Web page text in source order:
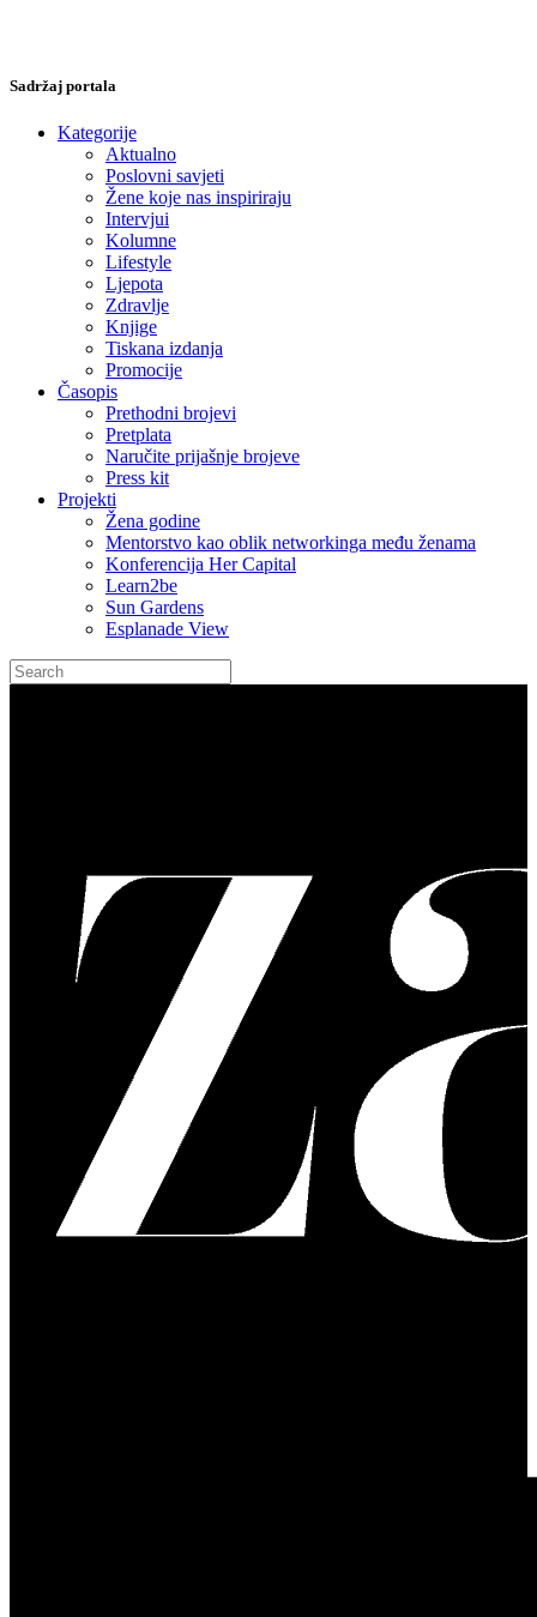
Sadržaj portala
Kategorije
Aktualno
Poslovni savjeti
Žene koje nas inspiriraju
Intervjui
Kolumne
Lifestyle
Ljepota
Zdravlje
Knjige
Tiskana izdanja
Promocije
Časopis
Prethodni brojevi
Pretplata
Naručite prijašnje brojeve
Press kit
Projekti
Žena godine
Mentorstvo kao oblik networkinga među ženama
Konferencija Her Capital
Learn2be
Sun Gardens
Esplanade View